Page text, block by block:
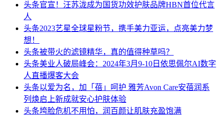
头条官宣！汪苏泷成为国货功效护肤品牌HBN首位代言
人
头条2023艺星全球星粉节，携手美力亚运，点亮美力梦
想！
头条被带火的滤镜精华，真的值得种草吗？
头条美业人破局峰会：2024年3月9-10日依思佩尔AI数字
人直播爆客大会
头条以爱为名，加「蓓」呵护 雅芳Avon Care安蓓润系
列焕启上新成就安心护肤体验
头条垮脸危机不用怕，润百颜让肌肤充盈饱满